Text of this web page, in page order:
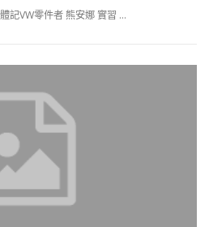
記VW零件者 熊安娜 實習 …